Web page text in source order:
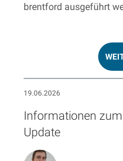
brentford ausgeführt
19.06.2026
Informationen
Update